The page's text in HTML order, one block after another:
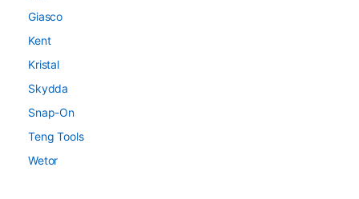
Giasco
Kent
Kristal
Skydda
Snap-On
Teng Tools
Wetor